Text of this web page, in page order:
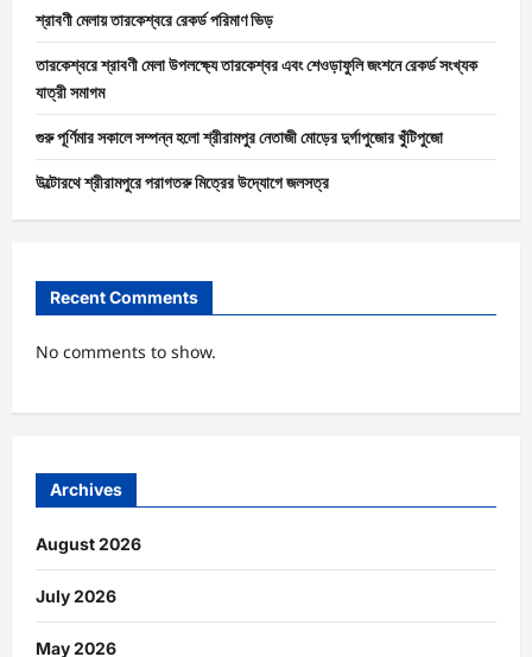
শ্রাবণী মেলায় তারকেশ্বরে রেকর্ড পরিমাণ ভিড়
তারকেশ্বরে শ্রাবণী মেলা উপলক্ষ্যে তারকেশ্বর এবং শেওড়াফুলি জংশনে রেকর্ড সংখ্যক
যাত্রী সমাগম
গুরু পূর্ণিমার সকালে সম্পন্ন হলো শ্রীরামপুর নেতাজী মোড়ের দুর্গাপুজোর খুঁটিপুজো
উল্টোরথে শ্রীরামপুরে পরাগতরু মিত্রের উদ্যোগে জলসত্র
Recent Comments
No comments to show.
Archives
August 2026
July 2026
May 2026